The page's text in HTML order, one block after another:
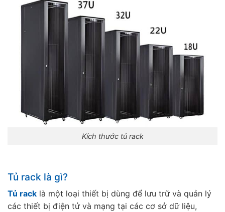
Kích thước tủ rack
Tủ rack là gì?
Tủ rack là một loại thiết bị dùng để lưu trữ và quản lý
các thiết bị điện tử và mạng tại các cơ sở dữ liệu,